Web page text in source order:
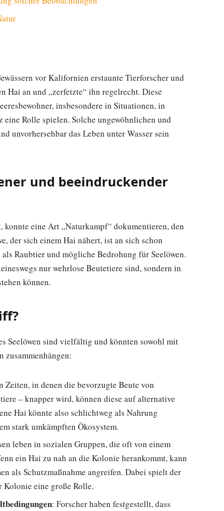
vor Kalifornien erstaunte Tierforscher und
Hai an und „zerfetzte“ ihn regelrecht. Diese
insbesondere in Situationen, in
Rolle spielen. Solche ungewöhnlichen und
unvorhersehbar das Leben unter Wasser sein
und beeindruckender
eine Art „Naturkampf“ dokumentieren, den
der sich einem Hai nähert, ist an sich schon
Raubtier und mögliche Bedrohung für Seelöwen.
nur wehrlose Beutetiere sind, sondern in
können.
Seelöwen sind vielfältig und könnten sowohl mit
zusammenhängen:
Zeiten, in denen die bevorzugte Beute von
– knapper wird, können diese auf alternative
Hai könnte also schlichtweg als Nahrung
stark umkämpften Ökosystem.
leben in sozialen Gruppen, die oft von einem
ein Hai zu nah an die Kolonie herankommt, kann
als Schutzmaßnahme angreifen. Dabei spielt der
eine große Rolle.
: Forscher haben festgestellt, dass